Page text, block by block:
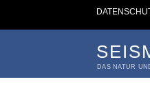
DAS NATUR